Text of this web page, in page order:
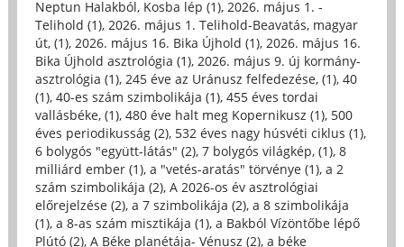
Neptun Halakból, Kosba lép (1), 2026. május 1. -
Telihold (1), 2026. május 1. Telihold-Beavatás, magyar
út, (1), 2026. május 16. Bika Újhold (1), 2026. május 16.
Bika Újhold asztrológia (1), 2026. május 9. új kormány-
asztrológia (1), 245 éve az Uránusz felfedezése, (1), 40
(1), 40-es szám szimbolikája (1), 455 éves tordai
vallásbéke, (1), 480 éve halt meg Kopernikusz (1), 500
éves periodikusság (2), 532 éves nagy húsvéti ciklus (1),
6 bolygós "együtt-látás" (2), 7 bolygós világkép, (1), 8
milliárd ember (1), a "vetés-aratás" törvénye (1), a 2
szám szimbolikája (2), A 2026-os év asztrológiai
előrejelzése (2), a 7 szimbolikája (2), a 8 szimbolikája
(1), a 8-as szám misztikája (1), a Bakból Vízöntőbe lépő
Plútó (2), A Béke planétája- Vénusz (2), a béke